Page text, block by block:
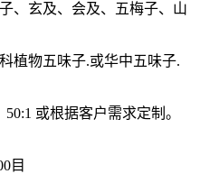
、玄及、会及、五梅子、山
植物五味子.或华中五味子.
50:1 或根据客户需求定制。
目